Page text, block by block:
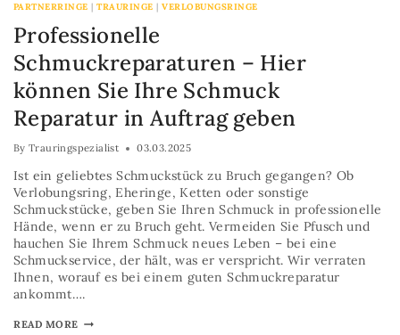
PARTNERRINGE |TRAURINGE |VERLOBUNGSRINGE
Professionelle
Schmuckreparaturen – Hier
können Sie Ihre Schmuck
Reparatur in Auftrag geben
By Trauringspezialist 03.03.2025
Ist ein geliebtes Schmuckstück zu Bruch gegangen? Ob
Verlobungsring, Eheringe, Ketten oder sonstige
Schmuckstücke, geben Sie Ihren Schmuck in professionelle
Hände, wenn er zu Bruch geht. Vermeiden Sie Pfusch und
hauchen Sie Ihrem Schmuck neues Leben – bei eine
Schmuckservice, der hält, was er verspricht. Wir verraten
Ihnen, worauf es bei einem guten Schmuckreparatur
ankommt….
READ MORE